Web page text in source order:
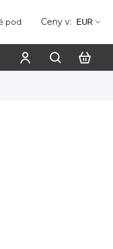
podmienky Ochrana
Ceny v: EUR